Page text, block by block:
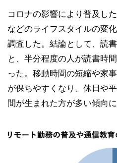
コロナの影響により普及し
などのライフスタイルの変
調査した。結論として、読
と、半分程度の人が読書時
った。移動時間の短縮や家
が保ちやすくなり、休日や
間が生まれた方が多い傾向に